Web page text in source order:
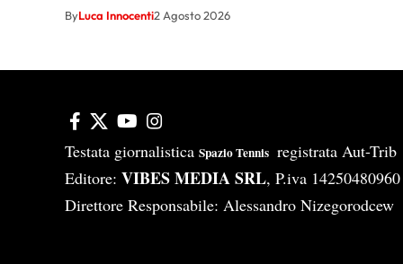
ByLuca Innocenti2 Agosto 2026
Testata giornalistica Spazio Tennis registrata Aut-
Editore: VIBES MEDIA SRL, P.iva 14250480960
Direttore Responsabile: Alessandro Nizegorodcew